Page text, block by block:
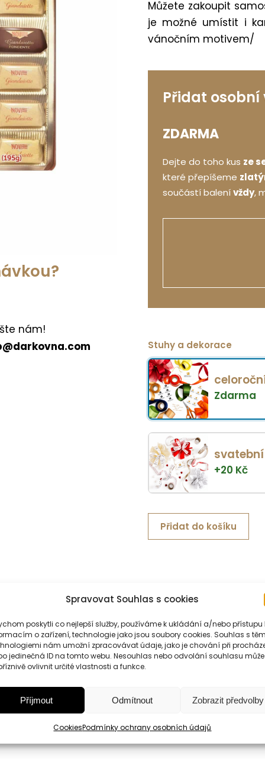
Spravovat Souhlas s cookies
poskytli co nejlepší služby, používáme k ukládání a/nebo přístupu
o zařízení, technologie jako jsou soubory cookies. Souhlas s
nám umožní zpracovávat údaje, jako je chování při
jedinečná ID na tomto webu. Nesouhlas nebo odvolání souhlasu může
ovlivnit určité vlastnosti a funkce.
Příjmout Odmítnout Zobrazit předvolby
CookiesPodmínky ochrany osobních údajů
nám!
Můžete zakoupit
je možné umístit i
vánočním motivem/
Přidat osobní
ZDARMA
Dejte do toho kus ze
které přepíšeme
součástí balenívždy,
Stuhy a dekorace
Zdarma
svatební
+20 Kč
Přidat do košíku
Informace
Kouzelné setkání čokolády s